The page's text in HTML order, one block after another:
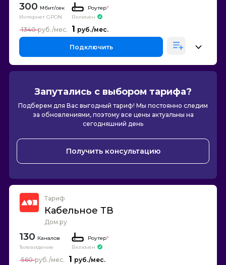
300
Интернет GPON
Роутер*
Включен
1
1340
Подключить
Запутались с выбором тарифа?
Подберем для Вас выгодный тариф! Мы постоянно следим
за обновлениями, поэтому все цены актуальны на
сегодняшний день
Получить консультацию
Тариф
Кабельное ТВ
Дом.ру
130 Каналов
Телевидение
Роутер*
Включен
1
560